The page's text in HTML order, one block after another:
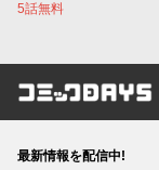
5話無料
コミック
最新情報を配信中!